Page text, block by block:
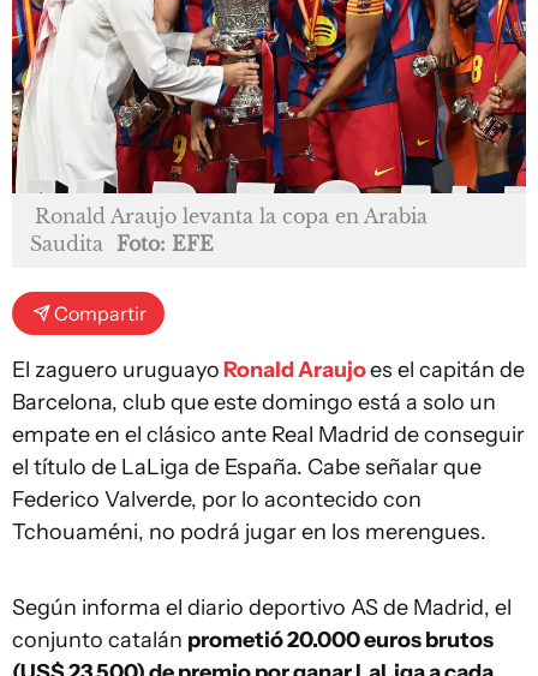
Ronald Araujo levanta la copa en Arabia
Saudita Foto: EFE
Compartir
El zaguero uruguayoRonald Araujoes el capitán de
Barcelona, club que este domingo está a solo un
empate en el clásico ante Real Madrid de conseguir
el título de LaLiga de España. Cabe señalar que
Federico Valverde, por lo acontecido con
Tchouaméni, no podrá jugar en los merengues.
Según informa el diario deportivo AS de Madrid, el
conjunto catalán prometió 20.000 euros brutos